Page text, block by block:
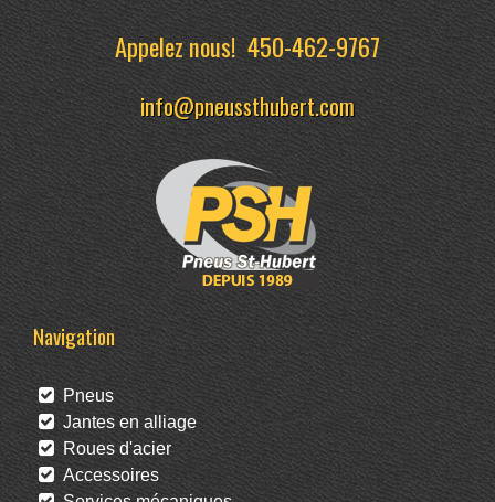
Appelez nous!450-462-9767
info@pneussthubert.com
Navigation
Pneus
Jantes en alliage
Roues d'acier
Accessoires